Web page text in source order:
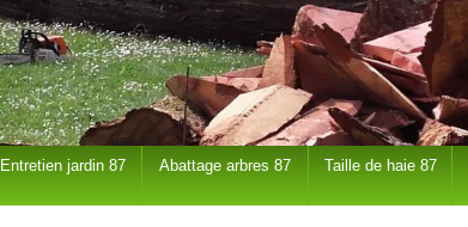
Entretien jardin 87 Abattage arbres 87 Taille de haie 87